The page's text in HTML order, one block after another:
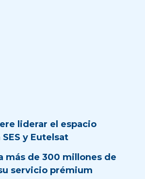
liderar el espacio
y Eutelsat
más de 300 millones de
servicio prémium